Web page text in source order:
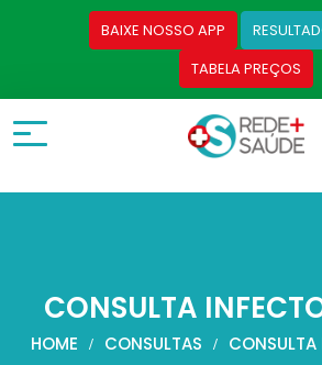
BAIXE NOSSO APP
TABELA PREÇOS
CONSULTA
HOME CONSULTAS